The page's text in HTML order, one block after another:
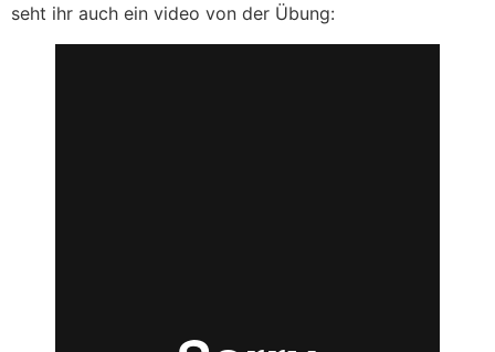
seht ihr auch ein video von der Übung: